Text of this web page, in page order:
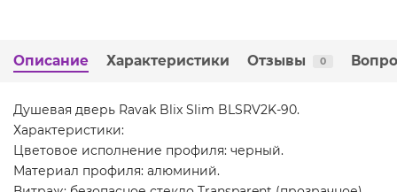
Описание Характеристики Отзывы 0
Душевая дверь Ravak Blix Slim BLSRV2K-90.
Характеристики:
Цветовое исполнение профиля: черный.
Материал профиля: алюминий.